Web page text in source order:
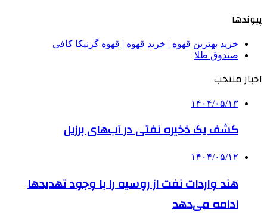
پیوندها
خرید بهترین قهوه | خرید قهوه | قهوه گرنیکا کافی
صندوق طلا
اخبار منتخب
۱۴۰۴/۰۵/۱۳
کشف یک ذخیره نفتی در آب‌های برزیل
۱۴۰۴/۰۵/۱۲
هند واردات نفت از روسیه را با وجود تهدیدها
ادامه می‌دهد